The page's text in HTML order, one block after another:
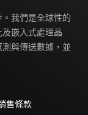
我們是全球性的
嵌入式處理晶
與傳送數據，並
售條款